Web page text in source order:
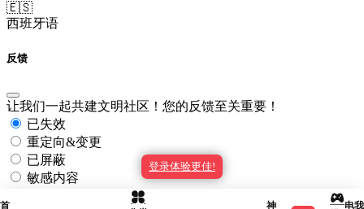
首 神 电我
登录体验更佳!
🇪🇸
西班牙语
反馈
让我们一起共建文明社区！您的反馈至关重要！
已失效
重定向&变更
已屏蔽
敏感内容